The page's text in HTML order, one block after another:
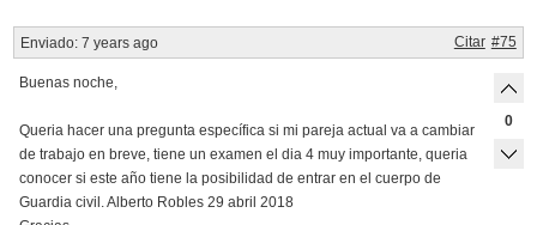
Enviado: 7 years ago #75
Citar
Buenas noche,
Queria hacer una pregunta específica si mi pareja actual va a cambiar
de trabajo en breve, tiene un examen el dia 4 muy importante, queria
conocer si este año tiene la posibilidad de entrar en el cuerpo de
Guardia civil. Alberto Robles 29 abril 2018
0